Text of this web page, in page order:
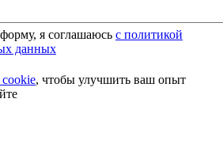
я соглашаюсь с политикой
данных
, чтобы улучшить ваш опыт